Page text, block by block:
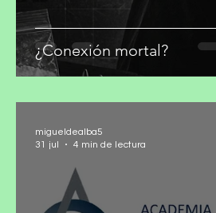
¿Conexión mortal?
migueldealba5
31 jul
4 min de lectura